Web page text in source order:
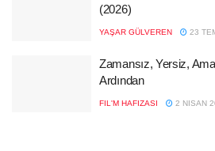
(2026)
YAŞAR GÜLVEREN 23
Zamansız, Yersiz,
Ardından
FIL'M HAFIZASI 2 NISAN